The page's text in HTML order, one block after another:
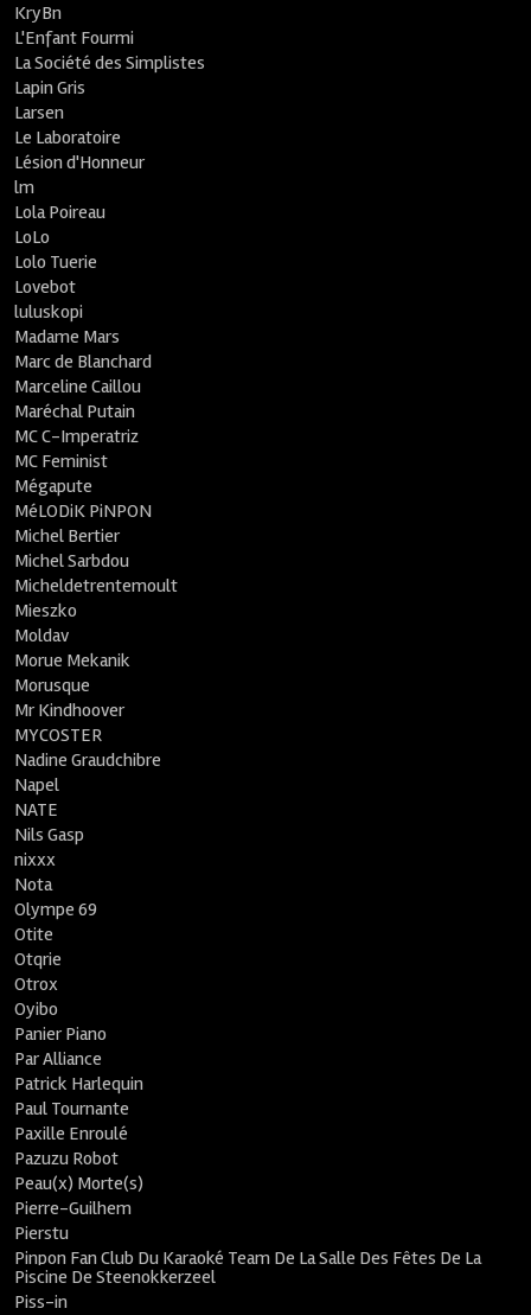
KryBn
L'Enfant Fourmi
La Société des Simplistes
Lapin Gris
Larsen
Le Laboratoire
Lésion d'Honneur
lm
Lola Poireau
LoLo
Lolo Tuerie
Lovebot
luluskopi
Madame Mars
Marc de Blanchard
Marceline Caillou
Maréchal Putain
MC C-Imperatriz
MC Feminist
Mégapute
MéLODiK PiNPON
Michel Bertier
Michel Sarbdou
Micheldetrentemoult
Mieszko
Moldav
Morue Mekanik
Morusque
Mr Kindhoover
MYCOSTER
Nadine Graudchibre
Napel
NATE
Nils Gasp
nixxx
Nota
Olympe 69
Otite
Otqrie
Otrox
Oyibo
Panier Piano
Par Alliance
Patrick Harlequin
Paul Tournante
Paxille Enroulé
Pazuzu Robot
Peau(x) Morte(s)
Pierre-Guilhem
Pierstu
Pinpon Fan Club Du Karaoké Team De La Salle Des Fêtes De La
Piscine De Steenokkerzeel
Piss-in